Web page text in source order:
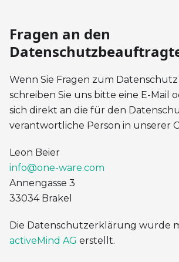
Fragen an den
Wenn Sie Fragen zum
schreiben Sie uns bitte eine E-Mail
sich direkt an die für den
verantwortliche Person in unserer
Leon Beier
info@one-ware.com
Annengasse 3
33034 Brakel
Die Datenschutzerklärung wurde
activeMind AG erstellt.